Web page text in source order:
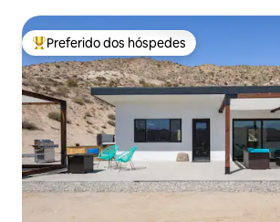
Entre os melhores preferidos dos hóspedes
Preferido dos hóspedes